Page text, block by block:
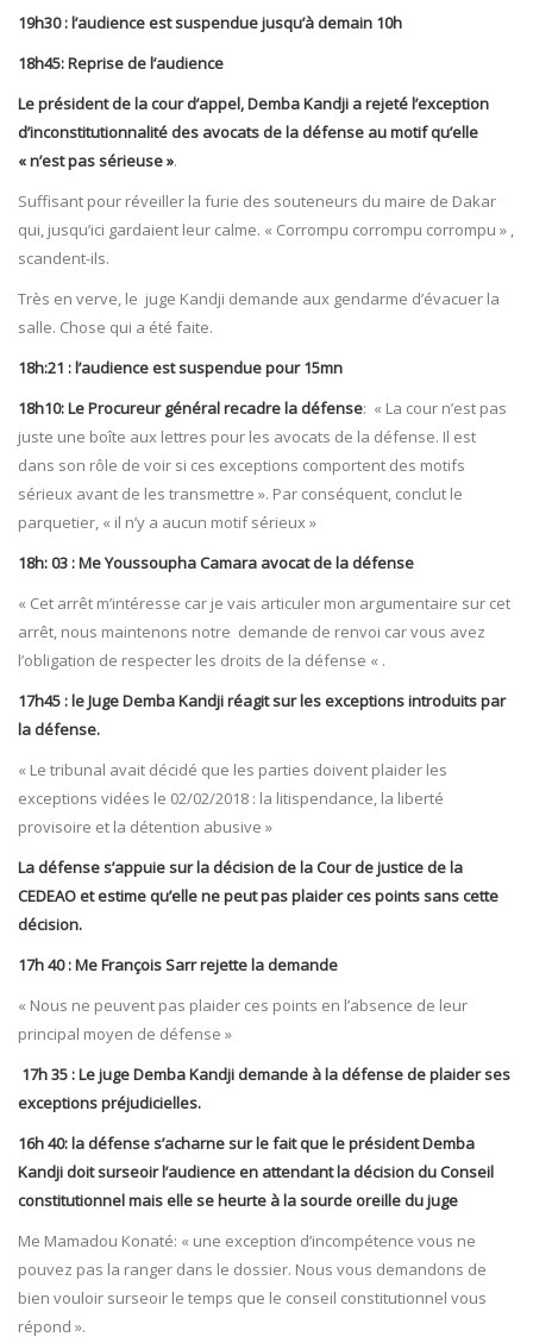
19h30 : l’audience est suspendue jusqu’à demain 10h
18h45: Reprise de l’audience
Le président de la cour d’appel, Demba Kandji a rejeté l’exception
d’inconstitutionnalité des avocats de la défense au motif qu’elle
« n’est pas sérieuse ».
Suffisant pour réveiller la furie des souteneurs du maire de Dakar
qui, jusqu’ici gardaient leur calme. « Corrompu corrompu corrompu » ,
scandent-ils.
Très en verve, le juge Kandji demande aux gendarme d’évacuer la
salle. Chose qui a été faite.
18h:21 : l’audience est suspendue pour 15mn
18h10: Le Procureur général recadre la défense: « La cour n’est pas
juste une boîte aux lettres pour les avocats de la défense. Il est
dans son rôle de voir si ces exceptions comportent des motifs
sérieux avant de les transmettre ». Par conséquent, conclut le
parquetier, « il n’y a aucun motif sérieux »
18h: 03 : Me Youssoupha Camara avocat de la défense
« Cet arrêt m’intéresse car je vais articuler mon argumentaire sur cet
arrêt, nous maintenons notre demande de renvoi car vous avez
l’obligation de respecter les droits de la défense « .
17h45 : le Juge Demba Kandji réagit sur les exceptions introduits par
la défense.
« Le tribunal avait décidé que les parties doivent plaider les
exceptions vidées le 02/02/2018 : la litispendance, la liberté
provisoire et la détention abusive »
La défense s’appuie sur la décision de la Cour de justice de la
CEDEAO et estime qu’elle ne peut pas plaider ces points sans cette
décision.
17h 40 : Me François Sarr rejette la demande
« Nous ne peuvent pas plaider ces points en l’absence de leur
principal moyen de défense »
17h 35 : Le juge Demba Kandji demande à la défense de plaider ses
exceptions préjudicielles.
16h 40: la défense s’acharne sur le fait que le président Demba
Kandji doit surseoir l’audience en attendant la décision du Conseil
constitutionnel mais elle se heurte à la sourde oreille du juge
Me Mamadou Konaté: « une exception d’incompétence vous ne
pouvez pas la ranger dans le dossier. Nous vous demandons de
bien vouloir surseoir le temps que le conseil constitutionnel vous
répond ».